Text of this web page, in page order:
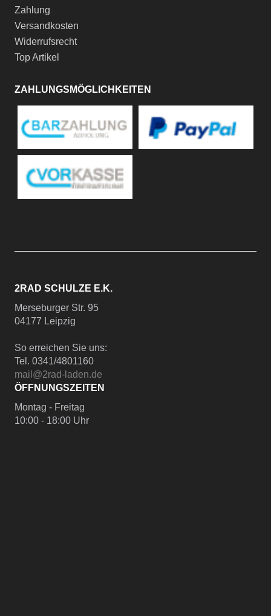
Zahlung
Versandkosten
Widerrufsrecht
Top Artikel
ZAHLUNGSMÖGLICHKEITEN
2RAD SCHULZE E.K.
Merseburger Str. 95
04177 Leipzig
So erreichen Sie uns:
Tel. 0341/4801160
mail@2rad-laden.de
ÖFFNUNGSZEITEN
Montag - Freitag
10:00 - 18:00 Uhr